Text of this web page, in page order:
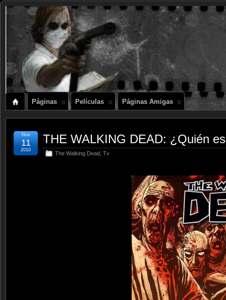
Páginas Películas Páginas Amigas
THE WALKING DEAD: ¿Quién
The Walking Dead Tv
Nov
11
2010